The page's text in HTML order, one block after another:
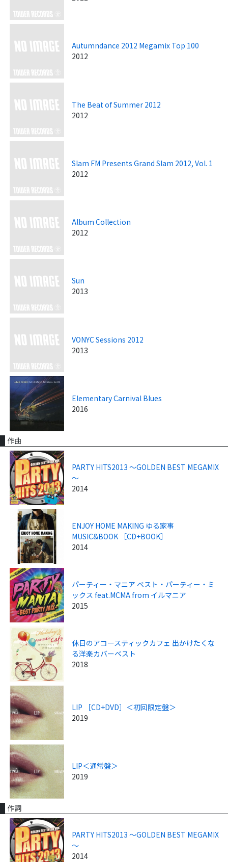
Autumndance 2012 Megamix Top 100
2012
The Beat of Summer 2012
2012
Slam FM Presents Grand Slam 2012, Vol. 1
2012
Album Collection
2012
Sun
2013
VONYC Sessions 2012
2013
Elementary Carnival Blues
2016
作曲
PARTY HITS2013 ～GOLDEN BEST MEGAMIX
～
2014
ENJOY HOME MAKING ゆる家事
MUSIC&BOOK ［CD+BOOK］
2014
パーティー・マニア ベスト・パーティー・ミ
ックス feat.MCMA from イルマニア
2015
休日のアコースティックカフェ 出かけたくな
る洋楽カバーベスト
2018
LIP ［CD+DVD］＜初回限定盤＞
2019
LIP＜通常盤＞
2019
作詞
PARTY HITS2013 ～GOLDEN BEST MEGAMIX
～
2014